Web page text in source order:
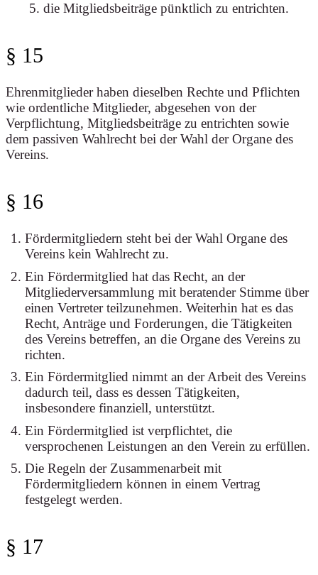
die Mitgliedsbeiträge pünktlich zu entrichten.
§ 15
Ehrenmitglieder haben dieselben Rechte und Pflichten
wie ordentliche Mitglieder, abgesehen von der
Verpflichtung, Mitgliedsbeiträge zu entrichten sowie
dem passiven Wahlrecht bei der Wahl der Organe des
Vereins.
§ 16
Fördermitgliedern steht bei der Wahl Organe des
Vereins kein Wahlrecht zu.
Ein Fördermitglied hat das Recht, an der
Mitgliederversammlung mit beratender Stimme über
einen Vertreter teilzunehmen. Weiterhin hat es das
Recht, Anträge und Forderungen, die Tätigkeiten
des Vereins betreffen, an die Organe des Vereins zu
richten.
Ein Fördermitglied nimmt an der Arbeit des Vereins
dadurch teil, dass es dessen Tätigkeiten,
insbesondere finanziell, unterstützt.
Ein Fördermitglied ist verpflichtet, die
versprochenen Leistungen an den Verein zu erfüllen.
Die Regeln der Zusammenarbeit mit
Fördermitgliedern können in einem Vertrag
festgelegt werden.
§ 17